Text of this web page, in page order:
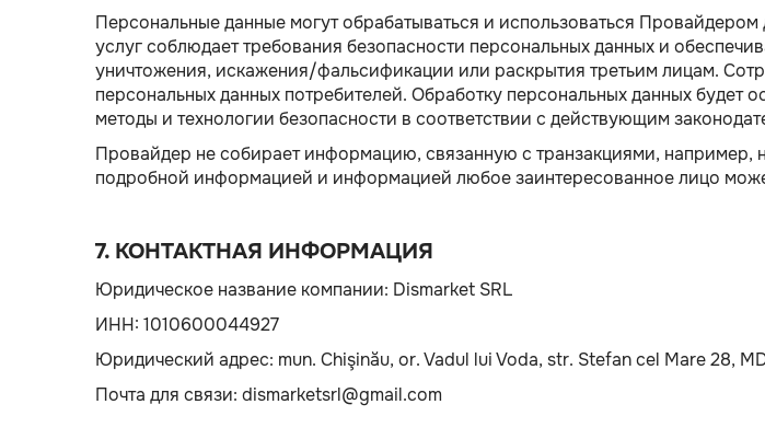
Персональные данные могут обрабатываться и использоваться
услуг соблюдает требования безопасности персональных данных и
уничтожения, искажения/фальсификации или раскрытия третьим лицам.
персональных данных потребителей. Обработку персональных данных
методы и технологии безопасности в соответствии с действующим
Провайдер не собирает информацию, связанную с транзакциями, например,
подробной информацией и информацией любое заинтересованное лицо
7. КОНТАКТНАЯ ИНФОРМАЦИЯ
Юридическое название компании: Dismarket SRL
ИНН: 1010600044927
Юридический адрес: mun. Chişinău, or. Vadul lui Voda, str. Stefan cel Mare 28,
Почта для связи: dismarketsrl@gmail.com